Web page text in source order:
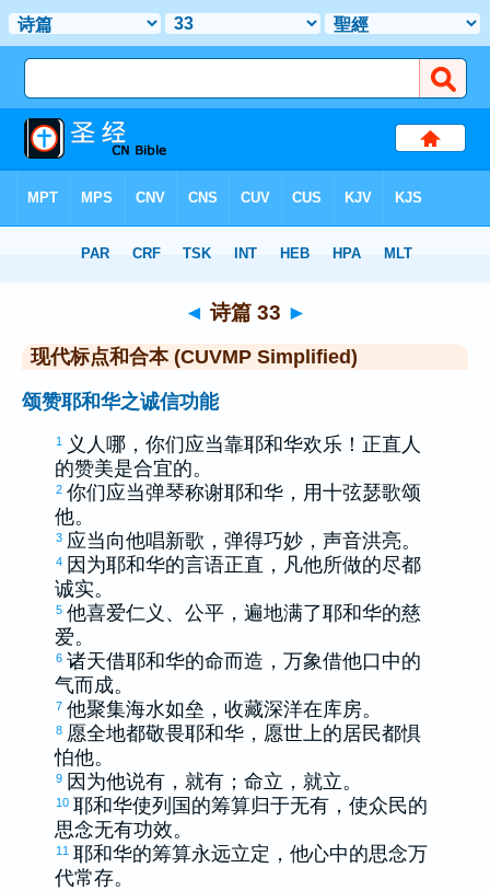
> 诗篇 33
◄ 诗篇 33 ►
现代标点和合本 (CUVMP Simplified)
颂赞耶和华之诚信功能
1
义人哪，你们应当靠耶和华欢乐！正直人
的赞美是合宜的。
2 你们应当弹琴称谢耶和华，用十弦瑟歌颂
他。
3 应当向他唱新歌，弹得巧妙，声音洪亮。
4 因为耶和华的言语正直，凡他所做的尽都
诚实。
5 他喜爱仁义、公平，遍地满了耶和华的慈
爱。
6 诸天借耶和华的命而造，万象借他口中的
气而成。
7 他聚集海水如垒，收藏深洋在库房。
8 愿全地都敬畏耶和华，愿世上的居民都惧
怕他。
9 因为他说有，就有；命立，就立。
10 耶和华使列国的筹算归于无有，使众民的
思念无有功效。
11 耶和华的筹算永远立定，他心中的思念万
代常存。